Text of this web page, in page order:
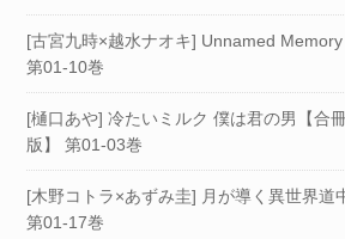
[古宮九時×越水ナオキ] Unnamed Memory
第01-10巻
[樋口あや] 冷たいミルク 僕は君の男【合
版】 第01-03巻
[木野コトラ×あずみ圭] 月が導く異世界道
第01-17巻